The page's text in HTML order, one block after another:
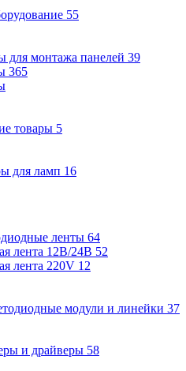
55
для монтажа панелей 39
365
товары 5
для ламп 16
ленты 64
лента 12В/24В 52
лента 220V 12
модули и линейки 37
и драйверы 58